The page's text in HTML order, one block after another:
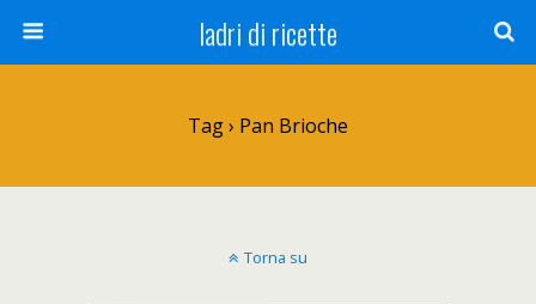
ladri di ricette
Tag › Pan Brioche
Torna su